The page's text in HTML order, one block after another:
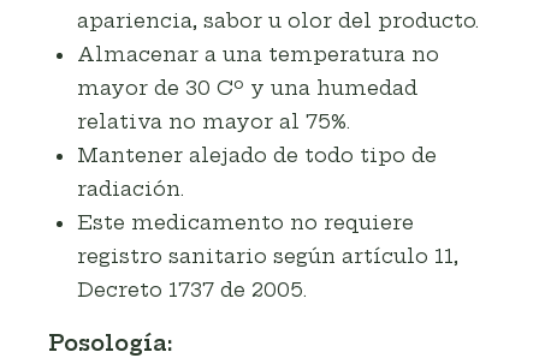
apariencia, sabor u olor del producto.
Almacenar a una temperatura no
mayor de 30 Cº y una humedad
relativa no mayor al 75%.
Mantener alejado de todo tipo de
radiación.
Este medicamento no requiere
registro sanitario según artículo 11,
Decreto 1737 de 2005.
Posología: